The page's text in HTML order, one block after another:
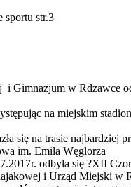
sportu str.3
i Gimnazjum w Rdzawce
na miejskim
się na trasie najbardziej
im. Emila Węglorza
odbyła się ?XII
i Urząd Miejski w